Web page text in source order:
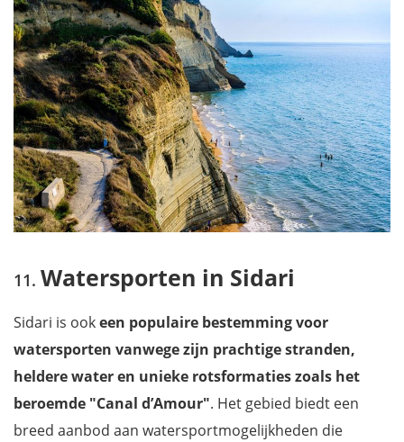
Watersporten in Sidari
Sidari is ookeen populaire bestemming voor
watersporten vanwege zijn prachtige stranden,
heldere water en unieke rotsformaties zoals het
beroemde "Canal d’Amour". Het gebied biedt een
breed aanbod aan watersportmogelijkheden die